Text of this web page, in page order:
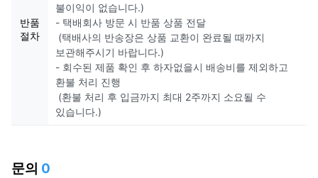
반품
절차
불이익이 없습니다.)
- 택배회사 방문 시 반품 상품 전달
(택배사의 반송장은 상품 교환이 완료될 때까지
보관해주시기 바랍니다.)
- 회수된 제품 확인 후 하자없을시 배송비를 제외하고
환불 처리 진행
(환불 처리 후 입금까지 최대 2주까지 소요될 수
있습니다.)
문의 0